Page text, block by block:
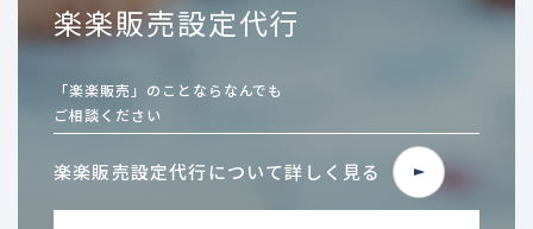
楽楽販売設定代行
「楽楽販売」のことならなんでも
ご相談ください
楽楽販売設定代行について詳しく見る